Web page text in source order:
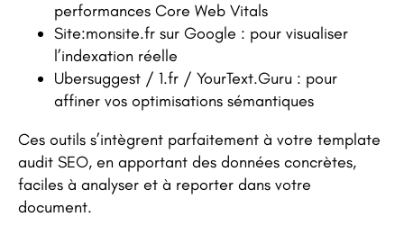
performances Core Web Vitals
Site:monsite.fr sur Google : pour visualiser
l’indexation réelle
Ubersuggest / 1.fr / YourText.Guru : pour
affiner vos optimisations sémantiques
Ces outils s’intègrent parfaitement à votre template
audit SEO, en apportant des données concrètes,
faciles à analyser et à reporter dans votre
document.